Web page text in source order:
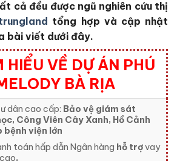
cả đều được ngũ nghiên cứu thị
tổng hợp và cập nhật
bài viết dưới đây.
HIỂU VỀ DỰ ÁN PHÚ
BÀ RỊA
dân cao cấp: Bảo vệ giám sát
Công Viên Cây Xanh, Hồ Cảnh
bệnh viện lớn
toán hấp dẫn Ngân hàng hỗ trợvay
.